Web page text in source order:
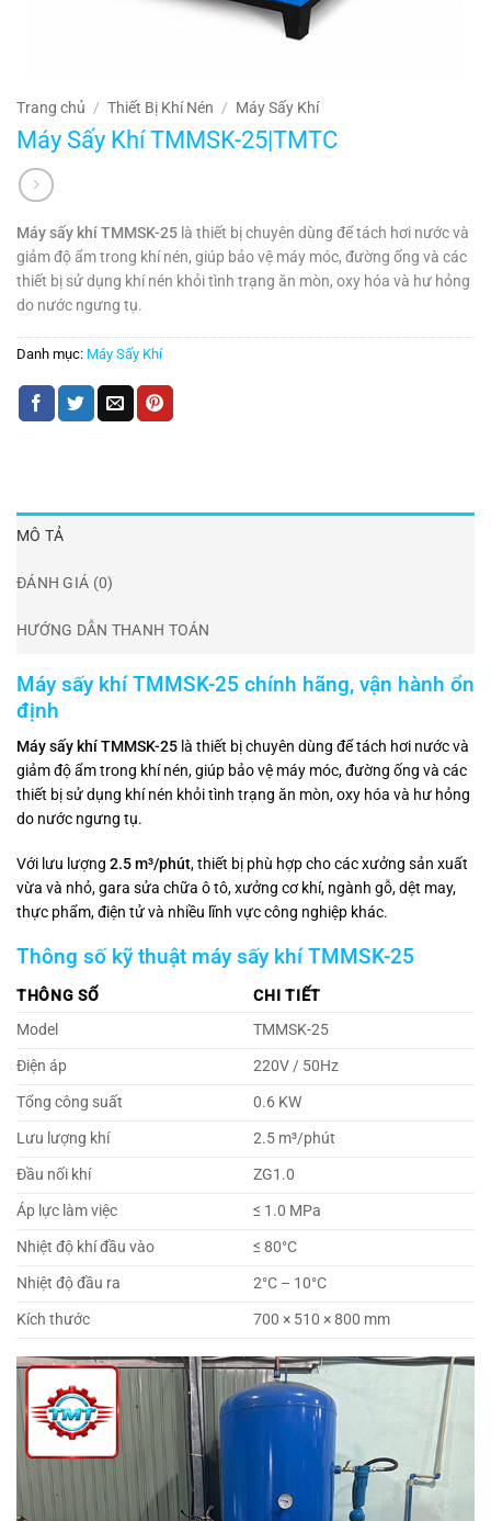
Trang chủ / Thiết Bị Khí Nén / Máy Sấy Khí
Máy Sấy Khí TMMSK-25|TMTC
Máy sấy khí TMMSK-25 là thiết bị chuyên dùng để tách hơi nước và
giảm độ ẩm trong khí nén, giúp bảo vệ máy móc, đường ống và các
thiết bị sử dụng khí nén khỏi tình trạng ăn mòn, oxy hóa và hư hỏng
do nước ngưng tụ.
Danh mục: Máy Sấy Khí
MÔ TẢ
ĐÁNH GIÁ (0)
HƯỚNG DẪN THANH TOÁN
Máy sấy khí TMMSK-25 chính hãng, vận hành ổn
định
Máy sấy khí TMMSK-25 là thiết bị chuyên dùng để tách hơi nước và
giảm độ ẩm trong khí nén, giúp bảo vệ máy móc, đường ống và các
thiết bị sử dụng khí nén khỏi tình trạng ăn mòn, oxy hóa và hư hỏng
do nước ngưng tụ.
Với lưu lượng 2.5 m³/phút, thiết bị phù hợp cho các xưởng sản xuất
vừa và nhỏ, gara sửa chữa ô tô, xưởng cơ khí, ngành gỗ, dệt may,
thực phẩm, điện tử và nhiều lĩnh vực công nghiệp khác.
Thông số kỹ thuật máy sấy khí TMMSK-25
THÔNG SỐ
CHI TIẾT
Model
TMMSK-25
Điện áp
220V / 50Hz
Tổng công suất
0.6 KW
Lưu lượng khí
2.5 m³/phút
Đầu nối khí
ZG1.0
Áp lực làm việc
≤ 1.0 MPa
Nhiệt độ khí đầu vào
≤ 80°C
Nhiệt độ đầu ra
2°C – 10°C
Kích thước
700 × 510 × 800 mm